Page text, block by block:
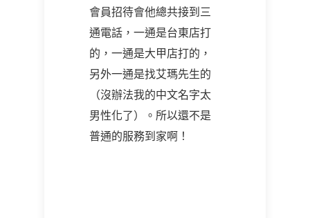
會員招待會他總共接到三
通電話，一通是台東店打
的，一通是大甲店打的，
另外一通是找艾瑪先生的
（沒辦法我的中文名字太
男性化了）。所以還不是
普通的服務到家啊！